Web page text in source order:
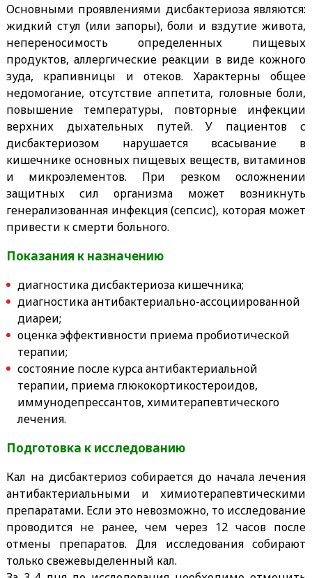
Основными проявлениями дисбактериоза являются:
жидкий стул (или запоры), боли и вздутие живота,
непереносимость определенных пищевых
продуктов, аллергические реакции в виде кожного
зуда, крапивницы и отеков. Характерны общее
недомогание, отсутствие аппетита, головные боли,
повышение температуры, повторные инфекции
верхних дыхательных путей. У пациентов с
дисбактериозом нарушается всасывание в
кишечнике основных пищевых веществ, витаминов
и микроэлементов. При резком осложнении
защитных сил организма может возникнуть
генерализованная инфекция (сепсис), которая может
привести к смерти больного.
Показания к назначению
диагностика дисбактериоза кишечника;
диагностика антибактериально-ассоциированной
диареи;
оценка эффективности приема пробиотической
терапии;
состояние после курса антибактериальной
терапии, приема глюкокортикостероидов,
иммунодепрессантов, химитерапевтического
лечения.
Подготовка к исследованию
Кал на дисбактериоз собирается до начала лечения
антибактериальными и химиотерапевтическими
препаратами. Если это невозможно, то исследование
проводится не ранее, чем через 12 часов после
отмены препаратов. Для исследования собирают
только свежевыделенный кал.